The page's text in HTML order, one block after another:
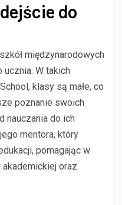
do
międzynarodowych
W takich
klasy są małe, co
poznanie swoich
nauczania do ich
mentora, który
pomagając w
oraz